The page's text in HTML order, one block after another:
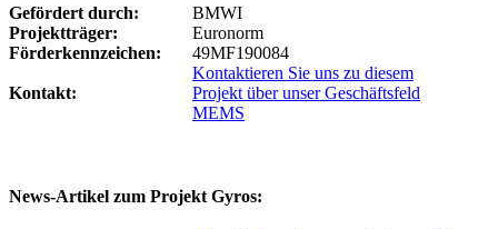
Gefördert durch:
BMWI
Projektträger:
Euronorm
Förderkennzeichen:
49MF190084
Kontakt:
Kontaktieren Sie uns zu diesem
Projekt über unser Geschäftsfeld
MEMS
News-Artikel zum Projekt Gyros: